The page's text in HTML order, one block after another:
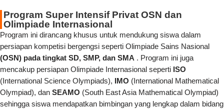
Program Super Intensif Privat OSN dan
Olimpiade Internasional
Program ini dirancang khusus untuk mendukung siswa dalam
persiapan kompetisi bergengsi seperti Olimpiade Sains Nasional
(OSN) pada tingkat SD, SMP, dan SMA . Program ini juga
mencakup persiapan Olimpiade Internasional seperti ISO
(International Science Olympiads), IMO (International Mathematical
Olympiad), dan SEAMO (South East Asia Mathematical Olympiad)
sehingga siswa mendapatkan bimbingan yang lengkap dalam bidang